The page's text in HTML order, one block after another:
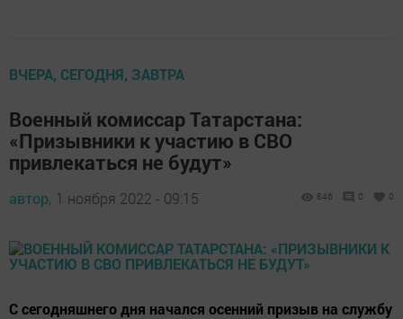
ВЧЕРА, СЕГОДНЯ, ЗАВТРА
Военный комиссар Татарстана:
«Призывники к участию в СВО
привлекаться не будут»
автор, 1 ноября 2022 - 09:15 846 0 0
С сегодняшнего дня начался осенний призыв на службу